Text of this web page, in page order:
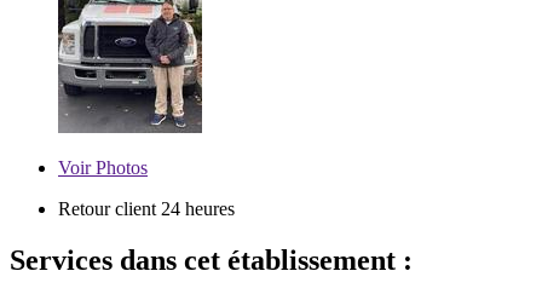
VoirPhotos
Retour client 24 heures
Services dans cet établissement :